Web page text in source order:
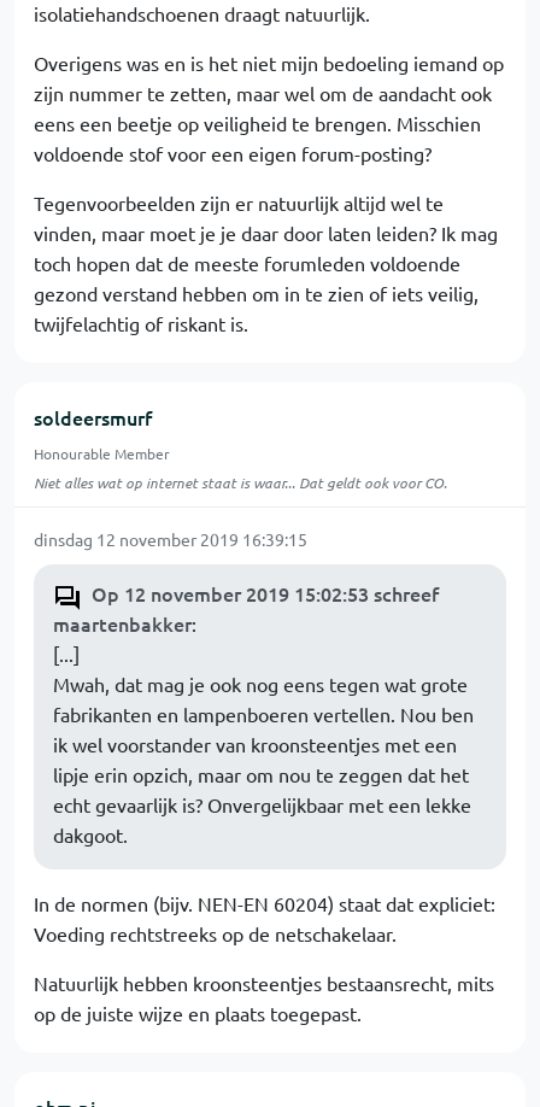
isolatiehandschoenen draagt natuurlijk.
Overigens was en is het niet mijn bedoeling iemand op
zijn nummer te zetten, maar wel om de aandacht ook
eens een beetje op veiligheid te brengen. Misschien
voldoende stof voor een eigen forum-posting?
Tegenvoorbeelden zijn er natuurlijk altijd wel te
vinden, maar moet je je daar door laten leiden? Ik mag
toch hopen dat de meeste forumleden voldoende
gezond verstand hebben om in te zien of iets veilig,
twijfelachtig of riskant is.
soldeersmurf
Honourable Member
Niet alles wat op internet staat is waar... Dat geldt ook voor CO.
dinsdag 12 november 2019 16:39:15
Op 12 november 2019 15:02:53 schreef
maartenbakker:
[...]
Mwah, dat mag je ook nog eens tegen wat grote
fabrikanten en lampenboeren vertellen. Nou ben
ik wel voorstander van kroonsteentjes met een
lipje erin opzich, maar om nou te zeggen dat het
echt gevaarlijk is? Onvergelijkbaar met een lekke
dakgoot.
In de normen (bijv. NEN-EN 60204) staat dat expliciet:
Voeding rechtstreeks op de netschakelaar.
Natuurlijk hebben kroonsteentjes bestaansrecht, mits
op de juiste wijze en plaats toegepast.